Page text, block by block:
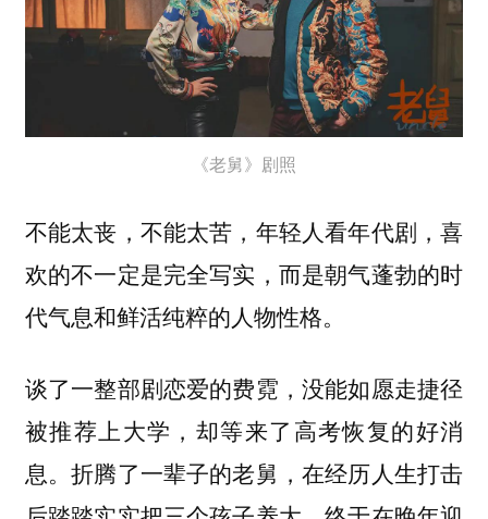
《老舅》剧照
不能太丧，不能太苦，年轻人看年代剧，喜
欢的不一定是完全写实，而是朝气蓬勃的时
代气息和鲜活纯粹的人物性格。
谈了一整部剧恋爱的费霓，没能如愿走捷径
被推荐上大学，却等来了高考恢复的好消
息。折腾了一辈子的老舅，在经历人生打击